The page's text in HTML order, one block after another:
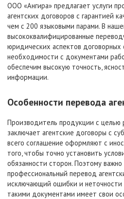
ООО «Ангира» предлагает услуги
агентских договоров с гарантией
чем с 200 языковыми парами. В
высококвалифицированные
юридических аспектов
необходимости с документами
обеспечим высокую точность,
информации.
Особенности перевода
Производитель продукции с
заключает агентские договоры с
всего соглашение оформляют с
того, чтобы точно установить
обязанности сторон. Поэтому важно
профессиональный перевод
исключающий ошибки и неточности
такими документами имеет свои